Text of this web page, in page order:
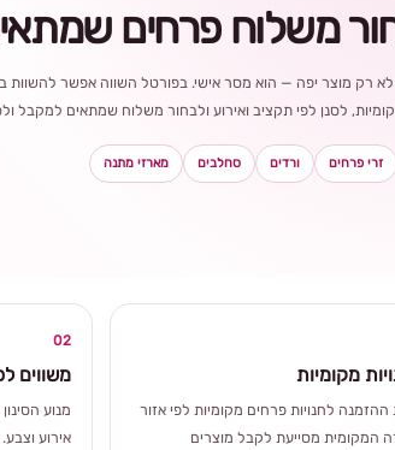
משלוח פרחים
רק מוצר יפה — הוא מסר אישי. בפורטל השווה אפשר להשוות
לסנן לפי תקציב ואירוע ולבחור משלוח שמתאים למקבל
זרי פרחים ורדים סחלבים מארזי מתנה
02
משווים
מנוע
אירוע
מקומיות
לחנויות פרחים מקומיות לפי אזור
המקומית מסייעת לקבל מוצרים